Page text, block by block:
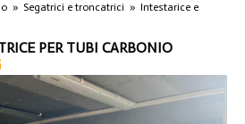
» Segatrici e troncatrici » Intestarice e
PER TUBI CARBONIO